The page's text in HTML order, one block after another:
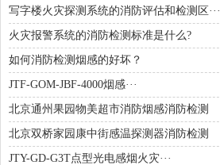
写字楼火灾探测系统的消防评估和检测区···
火灾报警系统的消防检测标准是什么?
如何消防检测烟感的好坏？
JTF-GOM-JBF-4000烟感···
北京通州果园物美超市消防烟感消防检测
北京双桥家园康中街感温探测器消防检测
JTY-GD-G3T点型光电感烟火灾···